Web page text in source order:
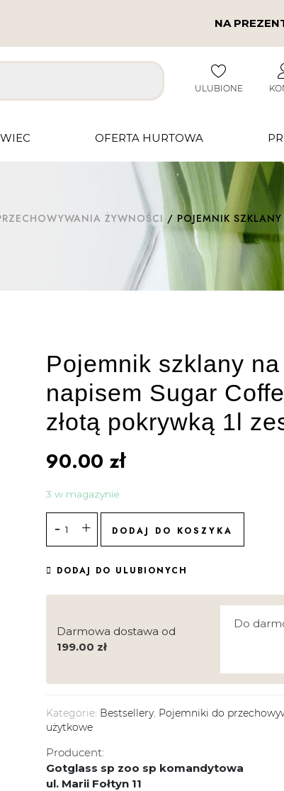
NA
ULUBIONE
OFERTA HURTOWA
ŻYWNOŚCI / POJEMNIK
Pojemnik szklany
napisem Sugar
złotą pokrywką 1l
90.00 zł
3 w magazynie
DODAJ DO KOSZYKA
DODAJ DO ULUBIONYCH
Darmowa dostawa od
199.00 zł
Do
Kategorie: Bestsellery, Pojemniki do
użytkowe
Producent:
Gotglass sp zoo sp komandytowa
ul. Marii Fołtyn 11